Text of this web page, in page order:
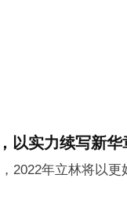
以实力续写新华
2022年立林将以更